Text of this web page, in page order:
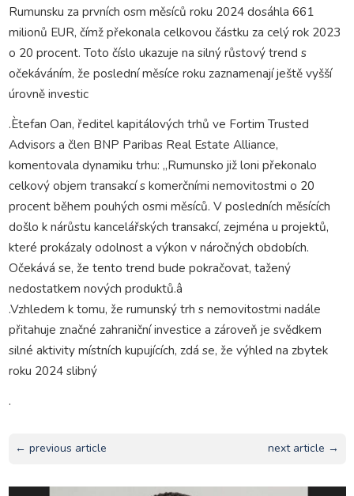
Rumunsku za prvních osm měsíců roku 2024 dosáhla 661
milionů EUR, čímž překonala celkovou částku za celý rok 2023
o 20 procent. Toto číslo ukazuje na silný růstový trend s
očekáváním, že poslední měsíce roku zaznamenají ještě vyšší
úrovně investic
.Ètefan Oan, ředitel kapitálových trhů ve Fortim Trusted
Advisors a člen BNP Paribas Real Estate Alliance,
komentovala dynamiku trhu: „Rumunsko již loni překonalo
celkový objem transakcí s komerčními nemovitostmi o 20
procent během pouhých osmi měsíců. V posledních měsících
došlo k nárůstu kancelářských transakcí, zejména u projektů,
které prokázaly odolnost a výkon v náročných obdobích.
Očekává se, že tento trend bude pokračovat, tažený
nedostatkem nových produktů.â
.Vzhledem k tomu, že rumunský trh s nemovitostmi nadále
přitahuje značné zahraniční investice a zároveň je svědkem
silné aktivity místních kupujících, zdá se, že výhled na zbytek
roku 2024 slibný
.
← previous article next article →